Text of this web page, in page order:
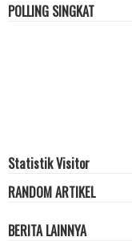
POLLING SINGKAT
Statistik Visitor
RANDOM ARTIKEL
BERITA LAINNYA